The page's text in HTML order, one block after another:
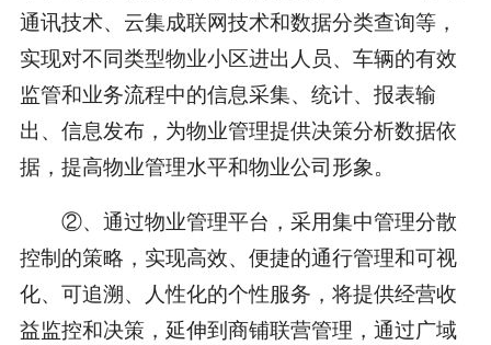
通讯技术、云集成联网技术和数据分类查询等，
实现对不同类型物业小区进出人员、车辆的有效
监管和业务流程中的信息采集、统计、报表输
出、信息发布，为物业管理提供决策分析数据依
据，提高物业管理水平和物业公司形象。
②、通过物业管理平台，采用集中管理分散
控制的策略，实现高效、便捷的通行管理和可视
化、可追溯、人性化的个性服务，将提供经营收
益监控和决策，延伸到商铺联营管理，通过广域